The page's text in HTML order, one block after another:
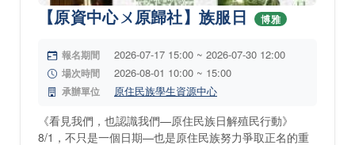
【原資中心ㄨ原歸社】族服日 博雅
報名期間 2026-07-17 15:00 ~ 2026-07-30 12:00
場次時間 2026-08-01 10:00 ~ 15:00
承辦單位 原住民族學生資源中心
《看見我們，也認識我們—原住民族日解殖民行動》
8/1，不只是一個日期—也是原住民族努力爭取正名的重